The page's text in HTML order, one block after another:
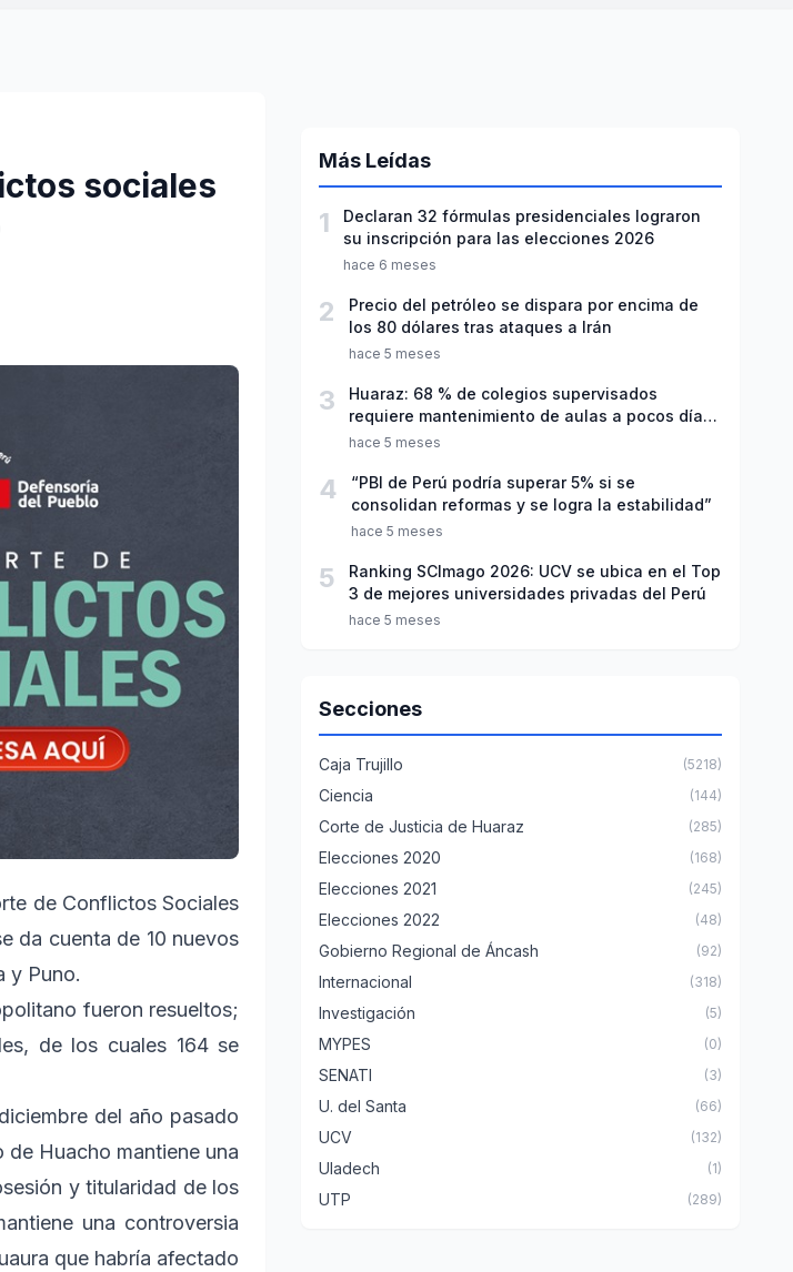
sociales
de Conflictos Sociales
da cuenta de 10 nuevos
y Puno.
fueron resueltos;
de los cuales 164 se
del año pasado
de Huacho mantiene una
y titularidad de los
una controversia
que habría afectado
Más Leídas
1
Declaran 32 fórmulas presidenciales lograron
su inscripción para las elecciones 2026
hace 6 meses
2
Precio del petróleo se dispara por encima de
los 80 dólares tras ataques a Irán
hace 5 meses
3
Huaraz: 68 % de colegios supervisados
requiere mantenimiento de aulas a pocos días
de inicio del año escolar 2026
hace 5 meses
4
“PBI de Perú podría superar 5% si se
consolidan reformas y se logra la estabilidad”
hace 5 meses
5
Ranking SCImago 2026: UCV se ubica en el Top
3 de mejores universidades privadas del Perú
hace 5 meses
Secciones
Caja Trujillo (5218)
Ciencia (144)
Corte de Justicia de Huaraz (285)
Elecciones 2020 (168)
Elecciones 2021 (245)
Elecciones 2022 (48)
Gobierno Regional de Áncash (92)
Internacional (318)
Investigación (5)
MYPES (0)
SENATI (3)
U. del Santa (66)
UCV (132)
Uladech (1)
UTP (289)